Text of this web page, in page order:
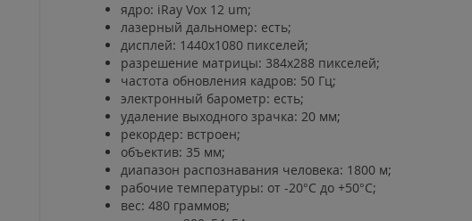
ядро: iRay Vox 12 um;
лазерный дальномер: есть;
дисплей: 1440х1080 пикселей;
разрешение матрицы: 384х288 пикселей;
частота обновления кадров: 50 Гц;
электронный барометр: есть;
удаление выходного зрачка: 20 мм;
рекордер: встроен;
объектив: 35 мм;
диапазон распознавания человека: 1800 м;
рабочие температуры: от -20°С до +50°С;
вес: 480 граммов;